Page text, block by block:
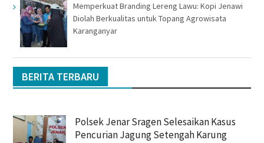
Memperkuat Branding Lereng Lawu: Kopi Jenawi
Diolah Berkualitas untuk Topang Agrowisata
Karanganyar
BERITA TERBARU
Polsek Jenar Sragen Selesaikan Kasus
Pencurian Jagung Setengah Karung